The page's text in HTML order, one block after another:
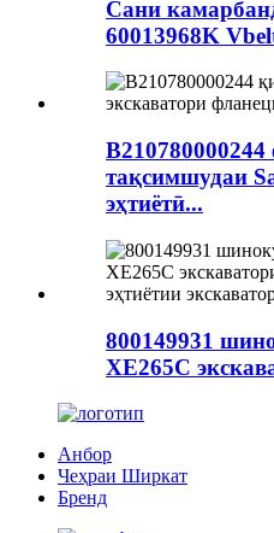
Сани
60013968K
тақсимшудаи
эҳтиётӣ...
800149931
XE265C
Анбор
Чеҳраи Ширкат
Бренд